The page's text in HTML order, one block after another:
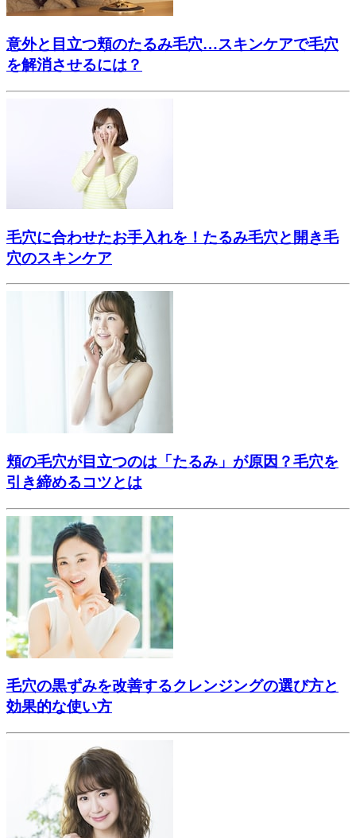
意外と目立つ頬のたるみ毛穴…スキンケアで毛穴
を解消させるには？
毛穴に合わせたお手入れを！たるみ毛穴と開き毛
穴のスキンケア
頬の毛穴が目立つのは「たるみ」が原因？毛穴を
引き締めるコツとは
毛穴の黒ずみを改善するクレンジングの選び方と
効果的な使い方